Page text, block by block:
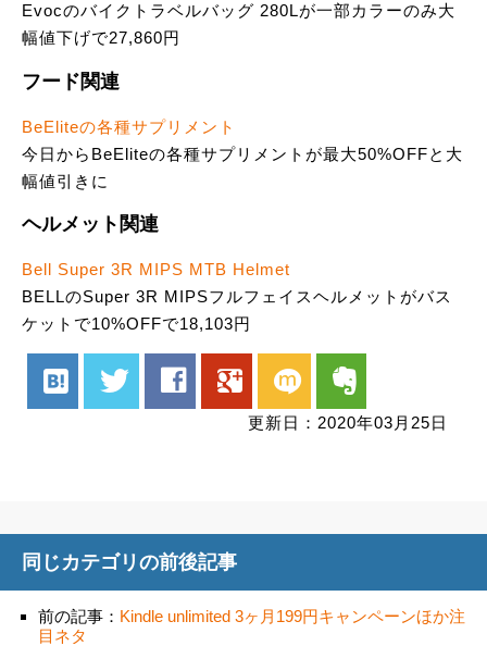
Evocのバイクトラベルバッグ 280Lが一部カラーのみ大
幅値下げで27,860円
フード関連
BeEliteの各種サプリメント
今日からBeEliteの各種サプリメントが最大50%OFFと大
幅値引きに
ヘルメット関連
Bell Super 3R MIPS MTB Helmet
BELLのSuper 3R MIPSフルフェイスヘルメットがバス
ケットで10%OFFで18,103円
hatenabookmark twitter facebook google mixi evernote
更新日：2020年03月25日
同じカテゴリの前後記事
前の記事： Kindle unlimited 3ヶ月199円キャンペーンほか注
目ネタ